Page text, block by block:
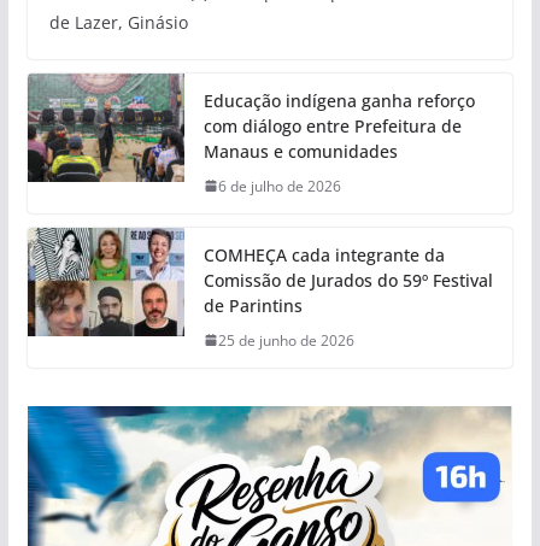
de Lazer, Ginásio
Educação indígena ganha reforço
com diálogo entre Prefeitura de
Manaus e comunidades
6 de julho de 2026
COMHEÇA cada integrante da
Comissão de Jurados do 59º Festival
de Parintins
25 de junho de 2026